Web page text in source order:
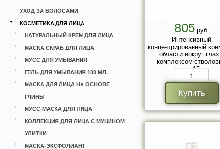
УХОД ЗА ВОЛОСАМИ
КОСМЕТИКА ДЛЯ ЛИЦА
НАТУРАЛЬНЫЙ КРЕМ ДЛЯ ЛИЦА
МАСКА СКРАБ ДЛЯ ЛИЦА
МУСС ДЛЯ УМЫВАНИЯ
ГЕЛЬ ДЛЯ УМЫВАНИЯ 100 МЛ.
МАСКА ДЛЯ ЛИЦА НА ОСНОВЕ
ГЛИНЫ
МУСС-МАСКА ДЛЯ ЛИЦА
КОЛЛЕКЦИЯ ДЛЯ ЛИЦА С МУЦИНОМ
УЛИТКИ
МАСКА-ЭКСФОЛИАНТ
805руб.
Интенсивный
концентрированный
области вокруг
комплексом
клеток 15 мл.
Купить